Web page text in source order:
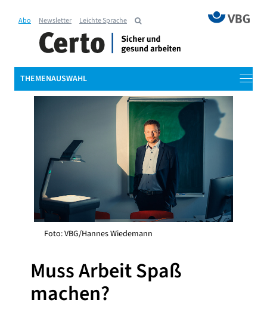
Abo Newsletter Leichte Sprache
THEMENAUSWAHL
Foto: VBG/Hannes Wiedemann
Muss Arbeit Spaß
machen?